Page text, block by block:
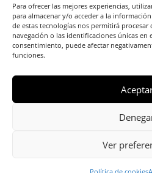
Para ofrecer las mejores experiencias,
para almacenar y/o acceder a la
de estas tecnologías nos permitirá
navegación o las identificaciones únicas
consentimiento, puede afectar
funciones.
Ver
horas
Teléfono de contacto976 13
FACU, Calle Leopoldo Romeo,
privacidad